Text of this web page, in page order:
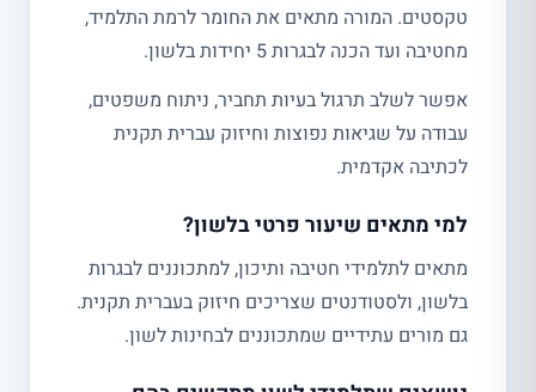
טקסטים. המורה מתאים את החומר לרמת התלמיד,
מחטיבה ועד הכנה לבגרות 5 יחידות בלשון.
אפשר לשלב תרגול בעיות תחביר, ניתוח משפטים,
עבודה על שגיאות נפוצות וחיזוק עברית תקנית
לכתיבה אקדמית.
למי מתאים שיעור פרטי בלשון?
מתאים לתלמידי חטיבה ותיכון, למתכוננים לבגרות
בלשון, ולסטודנטים שצריכים חיזוק בעברית תקנית.
גם מורים עתידיים שמתכוננים לבחינות לשון.